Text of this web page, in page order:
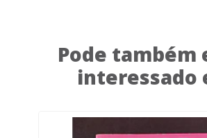
Pode também
interessado